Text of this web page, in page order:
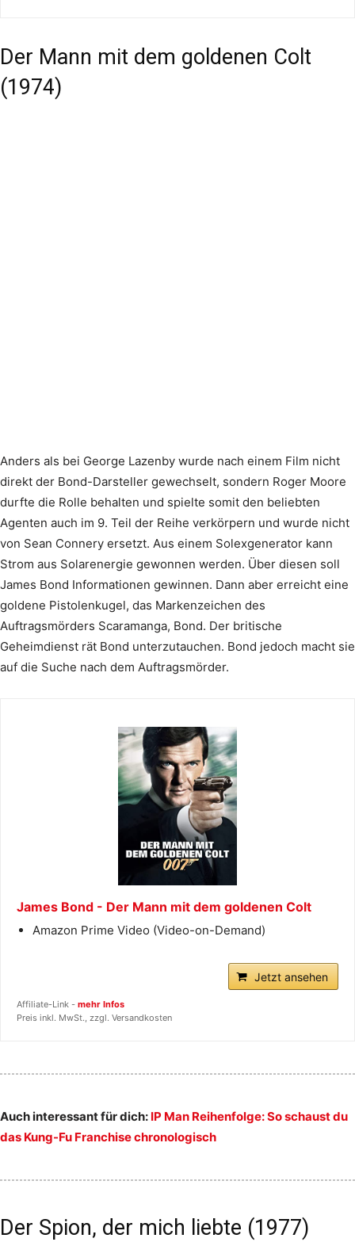
Der Mann mit dem goldenen Colt
(1974)
Anders als bei George Lazenby wurde nach einem Film nicht
direkt der Bond-Darsteller gewechselt, sondern Roger Moore
durfte die Rolle behalten und spielte somit den beliebten
Agenten auch im 9. Teil der Reihe verkörpern und wurde nicht
von Sean Connery ersetzt. Aus einem Solexgenerator kann
Strom aus Solarenergie gewonnen werden. Über diesen soll
James Bond Informationen gewinnen. Dann aber erreicht eine
goldene Pistolenkugel, das Markenzeichen des
Auftragsmörders Scaramanga, Bond. Der britische
Geheimdienst rät Bond unterzutauchen. Bond jedoch macht sie
auf die Suche nach dem Auftragsmörder.
James Bond - Der Mann mit dem goldenen Colt
Amazon Prime Video (Video-on-Demand)
Jetzt ansehen
Affiliate-Link - mehr Infos
Preis inkl. MwSt., zzgl. Versandkosten
Auch interessant für dich: IP Man Reihenfolge: So schaust du
das Kung-Fu Franchise chronologisch
Der Spion, der mich liebte (1977)